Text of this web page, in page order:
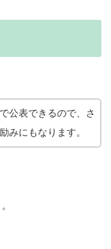
公表できるので、さ
みにもなります。